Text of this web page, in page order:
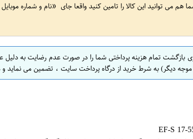
هم می توانید این کالا را تامین کنید واقعا جای
نام و شماره
بازگشت تمام هزینه پرداختی شما را در صورت عدم رضایت به
دیگر) به شرط خرید از درگاه پرداخت سایت ، تضمین می نماید